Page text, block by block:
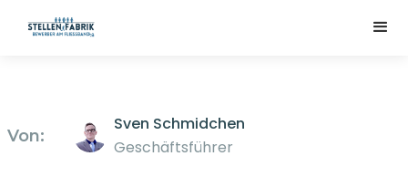
Von:
Sven Schmidchen
Geschäftsführer